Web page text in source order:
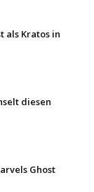
als Kratos in
diesen
Ghost